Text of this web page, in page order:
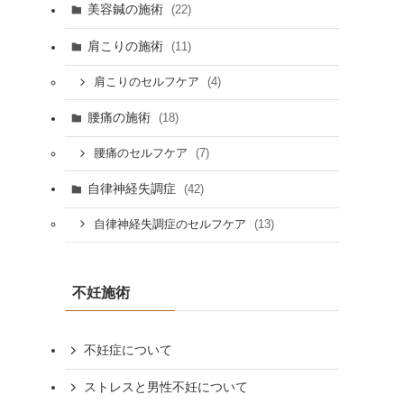
美容鍼の施術 (22)
肩こりの施術 (11)
肩こりのセルフケア (4)
腰痛の施術 (18)
腰痛のセルフケア (7)
自律神経失調症 (42)
自律神経失調症のセルフケア (13)
不妊施術
不妊症について
ストレスと男性不妊について